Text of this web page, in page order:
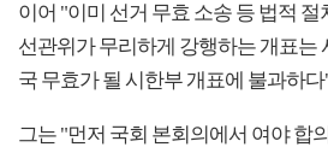
이어 "이미 선거 무효 소송 등 법적
선관위가 무리하게 강행하는 개표는
국 무효가 될 시한부 개표에 불과하
그는 "먼저 국회 본회의에서 여야 합